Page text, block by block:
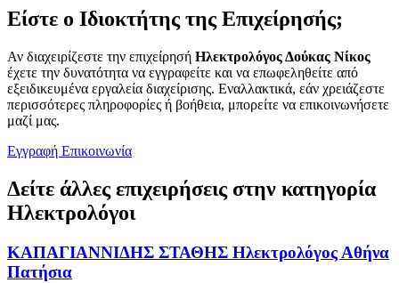
Είστε ο Ιδιοκτήτης της Επιχείρησής;
Αν διαχειρίζεστε την επιχείρησή Ηλεκτρολόγος Δούκας Νίκος
έχετε την δυνατότητα να εγγραφείτε και να επωφεληθείτε από
εξειδικευμένα εργαλεία διαχείρισης. Εναλλακτικά, εάν χρειάζεστε
περισσότερες πληροφορίες ή βοήθεια, μπορείτε να επικοινωνήσετε
μαζί μας.
Εγγραφή Επικοινωνία
Δείτε άλλες επιχειρήσεις στην κατηγορία
Ηλεκτρολόγοι
ΚΑΠΑΓΙΑΝΝΙΔΗΣ ΣΤΑΘΗΣ Ηλεκτρολόγος Αθήνα
Πατήσια